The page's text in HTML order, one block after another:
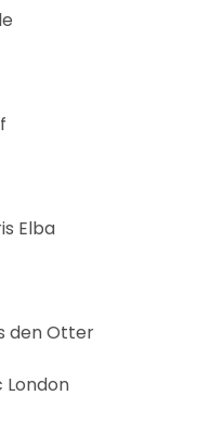
Elba
den Otter
London